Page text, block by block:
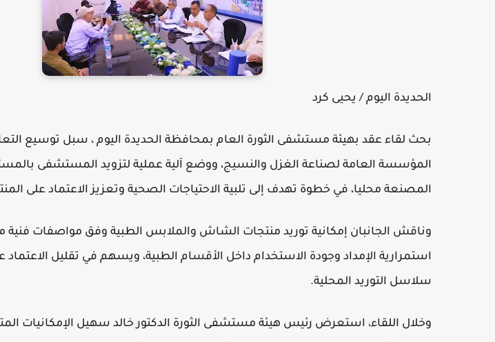
الحديدة اليوم / يحيى كرد
بحث لقاء عقد بهيئة مستشفى الثورة العام بمحافظة الحديدة اليوم ، سبل توسيع
المؤسسة العامة لصناعة الغزل والنسيج، ووضع آلية عملية لتزويد المستشفى
المصنعة محليا، في خطوة تهدف إلى تلبية الاحتياجات الصحية وتعزيز الاعتماد على
وناقش الجانبان إمكانية توريد منتجات الشاش والملابس الطبية وفق مواصفات
استمرارية الإمداد وجودة الاستخدام داخل الأقسام الطبية، ويسهم في تقليل
سلاسل التوريد المحلية.
وخلال اللقاء، استعرض رئيس هيئة مستشفى الثورة الدكتور خالد سهيل الإمكانيات